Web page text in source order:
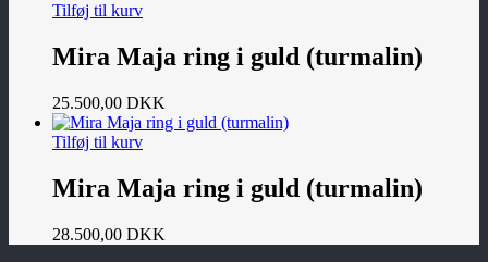
Tilføj til kurv
Mira Maja ring i guld (turmalin)
25.500,00 DKK
Tilføj til kurv
Mira Maja ring i guld (turmalin)
28.500,00 DKK